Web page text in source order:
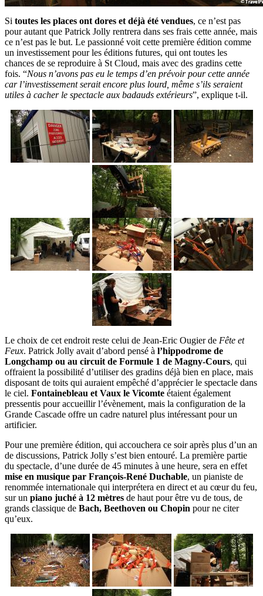
Si toutes les places ont dores et déjà été vendues, ce n’est pas
pour autant que Patrick Jolly rentrera dans ses frais cette année, mais
ce n’est pas le but. Le passionné voit cette première édition comme
un investissement pour les éditions futures, qui ont toutes les
chances de se reproduire à St Cloud, mais avec des gradins cette
fois. “Nous n’avons pas eu le temps d’en prévoir pour cette année
car l’investissement serait encore plus lourd, même s’ils seraient
utiles à cacher le spectacle aux badauds extérieurs”, explique t-il.
Le choix de cet endroit reste celui de Jean-Eric Ougier de Fête et
Feux. Patrick Jolly avait d’abord pensé à l’hippodrome de
Longchamp ou au circuit de Formule 1 de Magny-Cours, qui
offraient la possibilité d’utiliser des gradins déjà bien en place, mais
disposant de toits qui auraient empêché d’apprécier le spectacle dans
le ciel. Fontainebleau et Vaux le Vicomte étaient également
pressentis pour accueillir l’évènement, mais la configuration de la
Grande Cascade offre un cadre naturel plus intéressant pour un
artificier.
Pour une première édition, qui accouchera ce soir après plus d’un an
de discussions, Patrick Jolly s’est bien entouré. La première partie
du spectacle, d’une durée de 45 minutes à une heure, sera en effet
mise en musique par François-René Duchable, un pianiste de
renommée internationale qui interprétera en direct et au cœur du feu,
sur un piano juché à 12 mètres de haut pour être vu de tous, de
grands classique de Bach, Beethoven ou Chopin pour ne citer
qu’eux.